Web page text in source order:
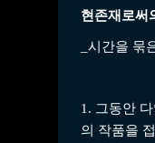
현존재로써
_시간을 묶
1. 그동안
의 작품을